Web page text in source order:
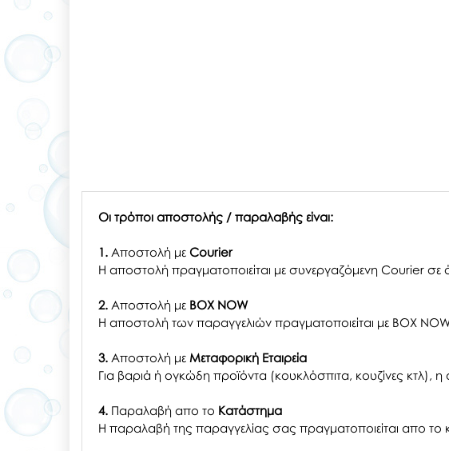
Οι τρόποι αποστολής / παραλαβής είναι:
1. Αποστολή με Courier
Η αποστολή πραγματοποιείται με συνεργαζόμενη Courier σε
2. Αποστολή με BOX NOW
Η αποστολή των παραγγελιών πραγματοποιείται με BOX
3. Αποστολή με Μεταφορική Εταιρεία
Για βαριά ή ογκώδη προϊόντα (κουκλόσπιτα, κουζίνες κτλ), η
4. Παραλαβή απο το Κατάστημα
H παραλαβή της παραγγελίας σας πραγματοποιείται απο